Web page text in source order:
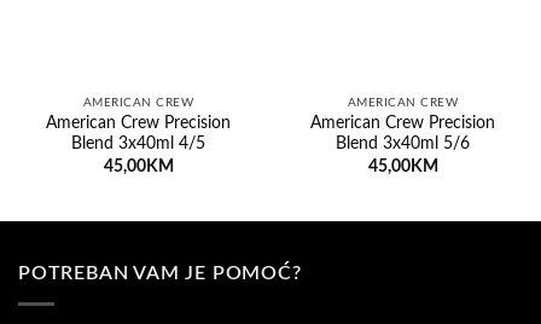
AMERICAN CREW
American Crew Precision
Blend 3x40ml 4/5
45,00KM
AMERICAN CREW
American Crew Precision
Blend 3x40ml 5/6
45,00KM
POTREBAN VAM JE POMOĆ?